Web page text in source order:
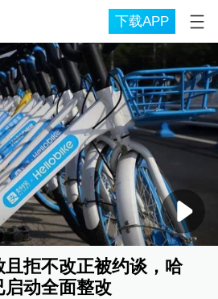
下载APP
拒不改正被约谈，哈
动全面整改